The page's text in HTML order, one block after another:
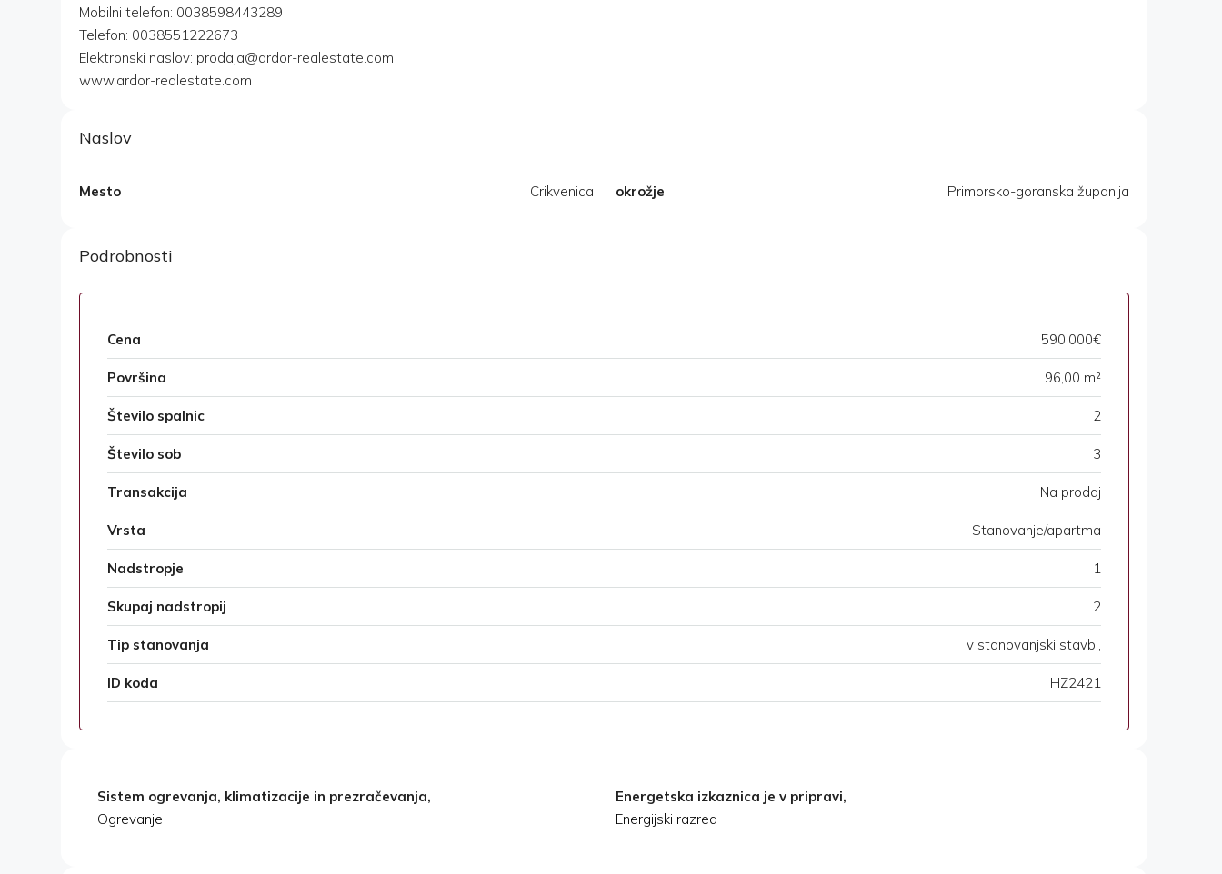
Mobilni telefon: 0038598443289
Telefon: 0038551222673
Elektronski naslov: prodaja@ardor-realestate.com
www.ardor-realestate.com
Naslov
Mesto Crikvenica okrožje Primorsko-goranska županija
Podrobnosti
Cena 590,000€
Površina 96,00 m²
Število spalnic 2
Število sob 3
Transakcija Na prodaj
Vrsta Stanovanje/apartma
Nadstropje 1
Skupaj nadstropij 2
Tip stanovanja v stanovanjski stavbi,
ID koda HZ2421
Sistem ogrevanja, klimatizacije in prezračevanja,
Ogrevanje
Energetska izkaznica je v pripravi,
Energijski razred